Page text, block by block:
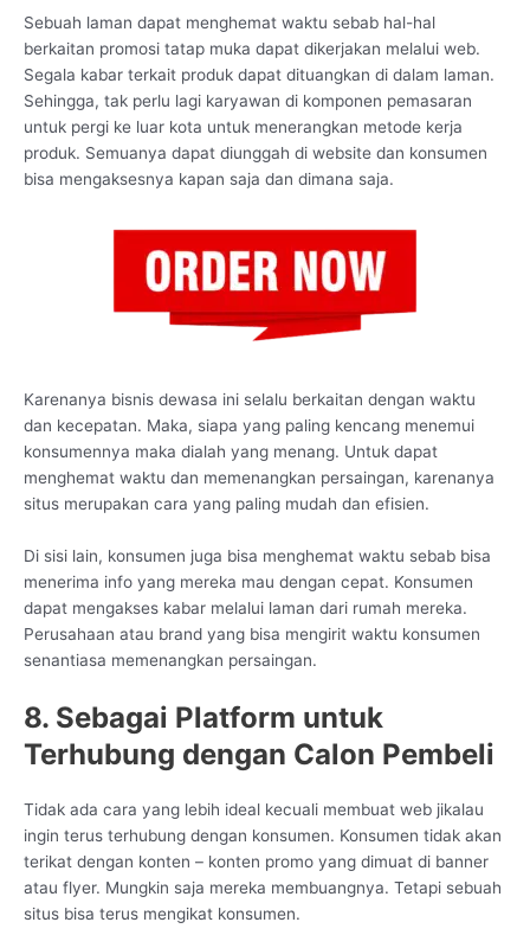
Sebuah laman dapat menghemat waktu sebab hal-hal
berkaitan promosi tatap muka dapat dikerjakan melalui web.
Segala kabar terkait produk dapat dituangkan di dalam laman.
Sehingga, tak perlu lagi karyawan di komponen pemasaran
untuk pergi ke luar kota untuk menerangkan metode kerja
produk. Semuanya dapat diunggah di website dan konsumen
bisa mengaksesnya kapan saja dan dimana saja.
Karenanya bisnis dewasa ini selalu berkaitan dengan waktu
dan kecepatan. Maka, siapa yang paling kencang menemui
konsumennya maka dialah yang menang. Untuk dapat
menghemat waktu dan memenangkan persaingan, karenanya
situs merupakan cara yang paling mudah dan efisien.
Di sisi lain, konsumen juga bisa menghemat waktu sebab bisa
menerima info yang mereka mau dengan cepat. Konsumen
dapat mengakses kabar melalui laman dari rumah mereka.
Perusahaan atau brand yang bisa mengirit waktu konsumen
senantiasa memenangkan persaingan.
8. Sebagai Platform untuk
Terhubung dengan Calon Pembeli
Tidak ada cara yang lebih ideal kecuali membuat web jikalau
ingin terus terhubung dengan konsumen. Konsumen tidak akan
terikat dengan konten – konten promo yang dimuat di banner
atau flyer. Mungkin saja mereka membuangnya. Tetapi sebuah
situs bisa terus mengikat konsumen.
CS Lenteraweb
Online